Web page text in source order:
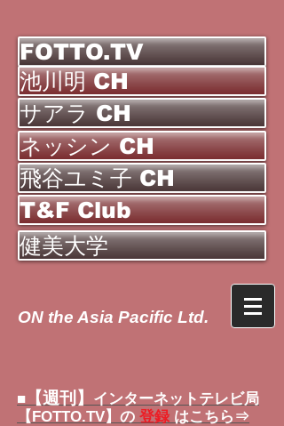
FOTTO.TV
池川明 CH
サアラ CH
ネッシン CH
飛谷ユミ子 CH
T&F Club
健美大学
ON the Asia Pacific Ltd.
■ 【週刊】
インターネットテレビ局
【FOTTO.TV】の 登録 はこちら⇒